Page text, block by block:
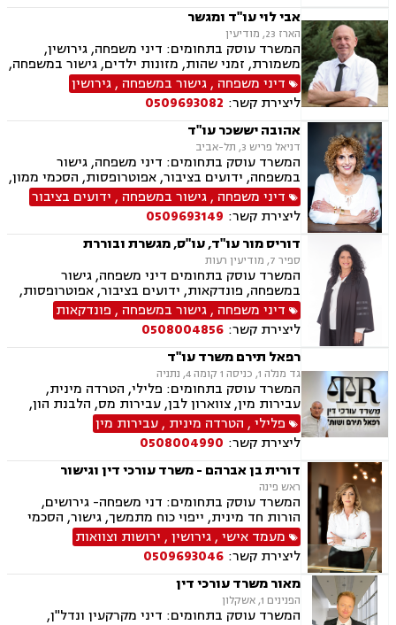
אבי לוי עו"ד ומגשר
הארז 23, מודיעין
המשרד עוסק בתחומים: דיני משפחה, גירושין,
משמורת, זמני שהות, מזונות ילדים, גישור במשפחה,
ניכור הורי, פירוק שיתוף, ייצוג בבית דין רבני "גיטין",
הסכמי ממון, אפוטרופסות, ייפוי כוח מתמשך, ירושות
וצוואות, העברה בין דורית, הסכם ידועים בציבור,
מקרקעין ונדל"ן, עסקאות מכר דירה, פינוי מושכר,
ליקויי בניה
דיני משפחה ,גישור במשפחה ,גירושין
ליצירת קשר: 0509693082
אהובה יששכר עו"ד
דניאל פריש 3, תל-אביב
המשרד עוסק בתחומים: דיני משפחה, גישור
במשפחה, ידועים בציבור, אפוטרופסות, הסכמי ממון,
אבהות, מזונות, משמורת, גירושין, הורות חד מינית,
נישואים אזרחיים, אימוץ, חלוקת רכוש, מעמד אישי,
זמני שהות, העברה בין דורית, ייפוי כוח מתמשך,
נוטריון
דיני משפחה ,גישור במשפחה , ידועים בציבור
ליצירת קשר: 0509693149
דוריס מור עו"ד, עו"ס, מגשרת ובוררת
ספיר 7, מודיעין רעות
המשרד עוסק בתחומים דיני משפחה, גישור
במשפחה, פונדקאות, ידועים בציבור, אפוטרופסות,
הסכמי ממון, אבהות, מזונות, משמורת, גירושין,
הורות חד מינית, נישואים אזרחיים, חוק הנוער,
אימוץ, חלוקת רכוש, מעמד אישי, זמני שהות, אומנה,
ייפוי כוח מתמשך
דיני משפחה ,גישור במשפחה , פונדקאות
ליצירת קשר: 0508004856
רפאל תירם משרד עו"ד
גד מנלה 1, כניסה 1 קומה 4, נתניה
המשרד עוסק בתחומים: פלילי, הטרדה מינית,
עבירות מין, צווארון לבן, עבירות מס, הלבנת הון,
אלימות במשפחה, עבירות סמים, ועדת שיחרורים,
תעבורה, נהיגה בשכרות, שלילת רישיון נהיגה,
פסילת רישיון מנהלית, המכון הרפואי לבטיחות
בדרכים, פשיטת רגל, הוצאה לפועל, דיני משפלה,
הסכמי ממון, צוואות וירושות, יפוי כוח מתמשך
פלילי, הטרדה מינית ,עבירות מין
ליצירת קשר: 0508004990
דורית בן אברהם - משרד עורכי דין וגישור
ראש פינה
המשרד עוסק בתחומים: דני משפחה- גירושים,
הורות חד מינית, ייפוי כוח מתמשך, גישור, הסכמי
ממון, צוואות וירושות, חלוקת רכוש. פלילי- עבירות
מין וסמים, אלימות במשפחה ותעבורה
מעמד אישי,גירושין, ירושות וצוואות
ליצירת קשר: 0509693046
מאור משרד עורכי דין
הפנינים 1, אשקלון
המשרד עוסק בתחומים: דיני מקרקעין ונדל"ן,